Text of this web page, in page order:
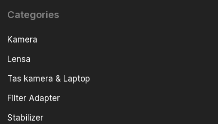
Categories
Kamera
Lensa
Tas kamera & Laptop
Filter Adapter
Stabilizer